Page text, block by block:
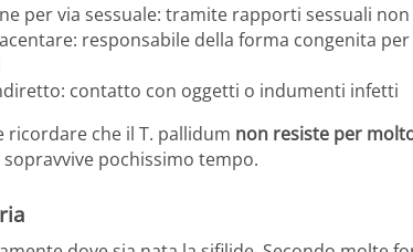
per via sessuale: tramite rapporti sessuali
responsabile della forma congenita
contatto con oggetti o indumenti infetti
ricordare che il T. pallidum non resiste per
sopravvive pochissimo tempo.